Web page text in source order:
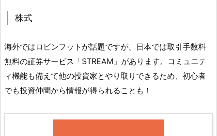
株式
海外ではロビンフットが話題ですが、日本では取引手数料
無料の証券サービス「STREAM」があります。コミュニテ
ィ機能も備えて他の投資家とやり取りできるため、初心者
でも投資仲間から情報が得られることも！